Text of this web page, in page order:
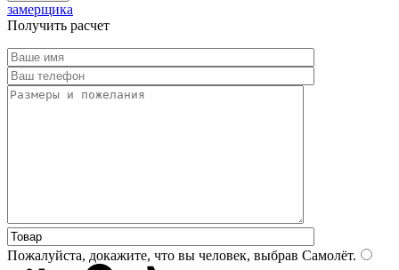
замерщика
Получить расчет
Пожалуйста, докажите, что вы человек, выбрав Самолёт.